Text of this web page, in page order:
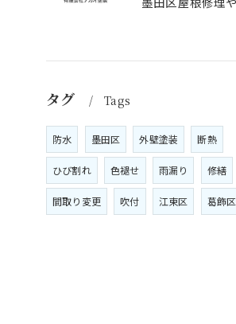
タグ Tags
防水 墨田区 外壁塗装 断熱
ひび割れ 色褪せ 雨漏り 修繕
間取り変更 吹付 江東区 葛飾区